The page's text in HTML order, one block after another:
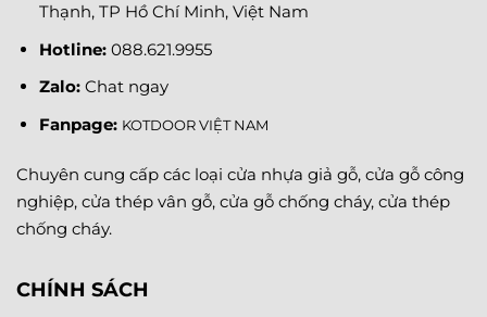
Thạnh, TP Hồ Chí Minh, Việt Nam
Hotline: 088.621.9955
Zalo: Chat ngay
Fanpage: KOTDOOR VIỆT NAM
Chuyên cung cấp các loại cửa nhựa giả gỗ, cửa gỗ công
nghiệp, cửa thép vân gỗ, cửa gỗ chống cháy, cửa thép
chống cháy.
CHÍNH SÁCH